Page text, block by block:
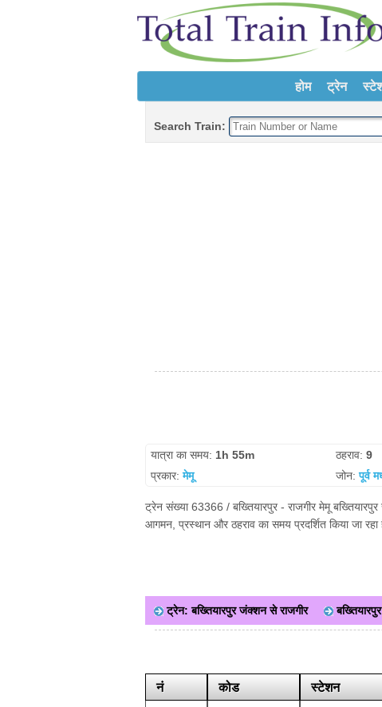
होम ट्रेन
Search Train:
यात्रा का समय: 1h 55m ठहराव: 9
प्रकार:मेमू जोन:पूर्व
ट्रेन संख्या 63366 / बख्तियारपुर - राजगीर मेमू
आगमन, प्रस्थान और ठहराव का समय प्रदर्शित किया जा
ट्रेन: बख्तियारपुर जंक्शन से राजगीर
नं कोड स्टेशन